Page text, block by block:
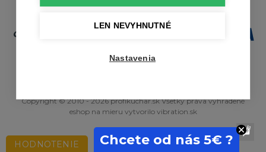
LEN NEVYHNUTNÉ
Nastavenia
Copyright © 2010 - 2026 profikuchar.sk Všetky práva vyhradené
eshop na mieru vytvorilo vibration.sk
HODNOTENIE Chcete od nás 5€ ?